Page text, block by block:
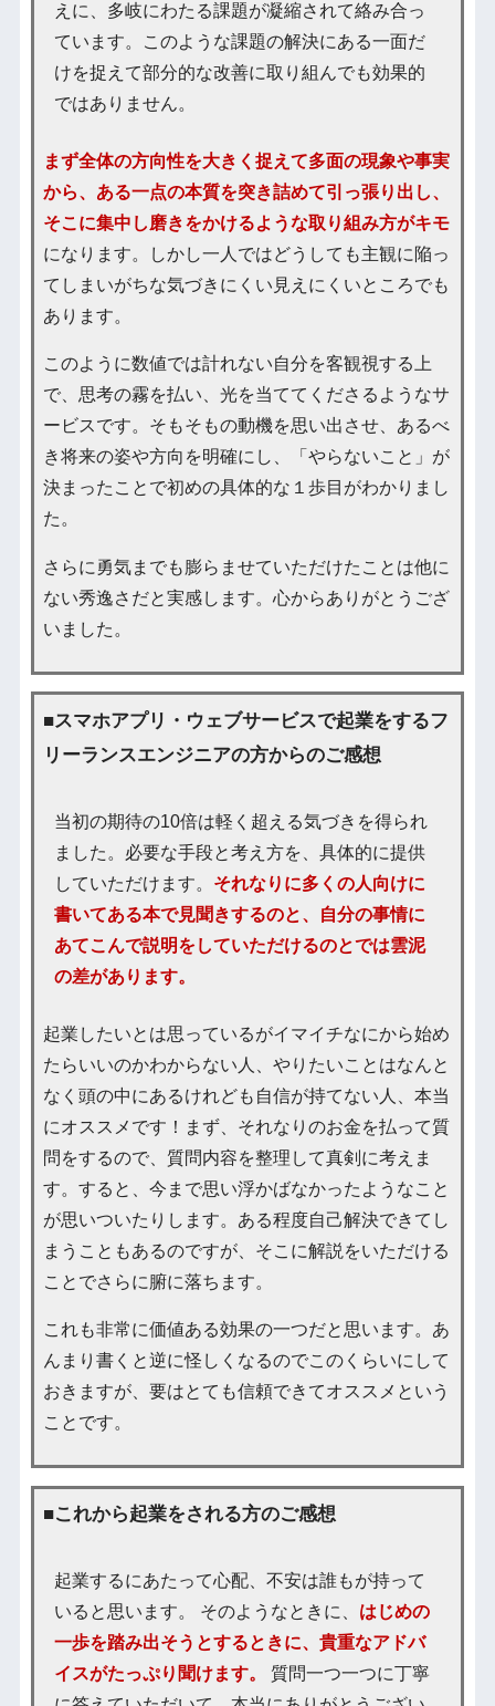
えに、多岐にわたる課題が凝縮されて絡み合っ
ています。このような課題の解決にある一面だ
けを捉えて部分的な改善に取り組んでも効果的
ではありません。
まず全体の方向性を大きく捉えて多面の現象や事実
から、ある一点の本質を突き詰めて引っ張り出し、
そこに集中し磨きをかけるような取り組み方がキモ
になります。しかし一人ではどうしても主観に陥っ
てしまいがちな気づきにくい見えにくいところでも
あります。
このように数値では計れない自分を客観視する上
で、思考の霧を払い、光を当ててくださるようなサ
ービスです。そもそもの動機を思い出させ、あるべ
き将来の姿や方向を明確にし、「やらないこと」が
決まったことで初めの具体的な１歩目がわかりまし
た。
さらに勇気までも膨らませていただけたことは他に
ない秀逸さだと実感します。心からありがとうござ
いました。
■スマホアプリ・ウェブサービスで起業をするフ
リーランスエンジニアの方からのご感想
当初の期待の10倍は軽く超える気づきを得られ
ました。必要な手段と考え方を、具体的に提供
していただけます。 それなりに多くの人向けに
書いてある本で見聞きするのと、自分の事情に
あてこんで説明をしていただけるのとでは雲泥
の差があります。
起業したいとは思っているがイマイチなにから始め
たらいいのかわからない人、やりたいことはなんと
なく頭の中にあるけれども自信が持てない人、本当
にオススメです！まず、それなりのお金を払って質
問をするので、質問内容を整理して真剣に考えま
す。すると、今まで思い浮かばなかったようなこと
が思いついたりします。ある程度自己解決できてし
まうこともあるのですが、そこに解説をいただける
ことでさらに腑に落ちます。
これも非常に価値ある効果の一つだと思います。あ
んまり書くと逆に怪しくなるのでこのくらいにして
おきますが、要はとても信頼できてオススメという
ことです。
■これから起業をされる方のご感想
起業するにあたって心配、不安は誰もが持って
いると思います。 そのようなときに、 はじめの
一歩を踏み出そうとするときに、貴重なアドバ
イスがたっぷり聞けます。
質問一つ一つに丁寧